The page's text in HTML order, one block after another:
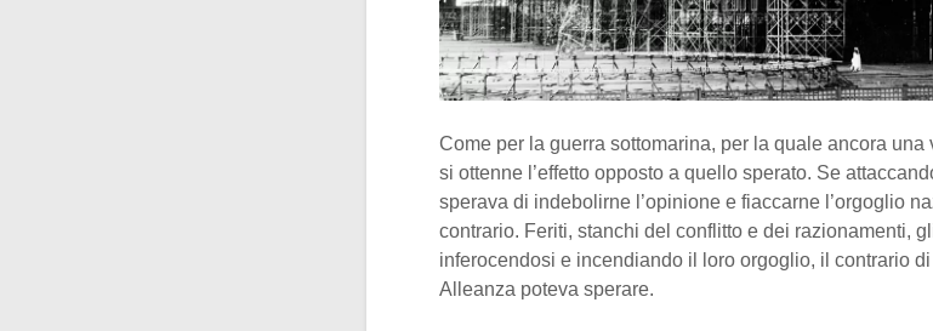
Come per la guerra sottomarina, per la quale ancora una
si ottenne l’effetto opposto a quello sperato. Se
sperava di indebolirne l’opinione e fiaccarne l’orgoglio
contrario. Feriti, stanchi del conflitto e dei razionamenti,
inferocendosi e incendiando il loro orgoglio, il contrario
Alleanza poteva sperare.